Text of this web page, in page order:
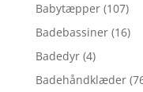
Babytæpper (107)
Badebassiner (16)
Badedyr (4)
Badehåndklæder